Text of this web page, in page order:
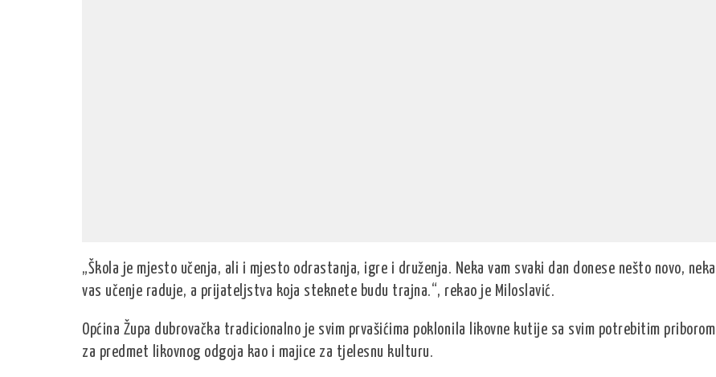
„Škola je mjesto učenja, ali i mjesto odrastanja, igre i druženja. Neka vam svaki dan donese nešto novo, neka
vas učenje raduje, a prijateljstva koja steknete budu trajna.“, rekao je Miloslavić.
Općina Župa dubrovačka tradicionalno je svim prvašićima poklonila likovne kutije sa svim potrebitim priborom
za predmet likovnog odgoja kao i majice za tjelesnu kulturu.